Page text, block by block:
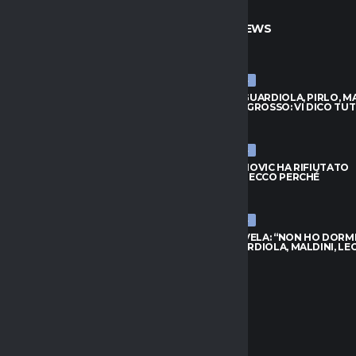
ULTIME NEWS
ULTIME NEWS
MALDINI: “GUARDIOLA, PIRLO,
DE ROSSI E GROSSO: VI DICO
ULTIME NEWS
LAZIO, IVANOVIC HA RIFIUTATO
L’OFFERTA: ECCO PERCHÉ
ULTIME NEWS
MALAGÒ SVELA: “NON HO
PIRLO. GUARDIOLA, MALDINI,